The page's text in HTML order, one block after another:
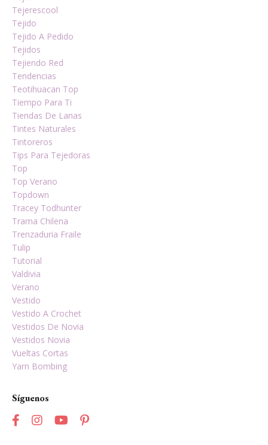
Tejerescool
Tejido
Tejido A Pedido
Tejidos
Tejiendo Red
Tendencias
Teotihuacan Top
Tiempo Para Ti
Tiendas De Lanas
Tintes Naturales
Tintoreros
Tips Para Tejedoras
Top
Top Verano
Topdown
Tracey Todhunter
Trama Chilena
Trenzaduria Fraile
Tulip
Tutorial
Valdivia
Verano
Vestido
Vestido A Crochet
Vestidos De Novia
Vestidos Novia
Vueltas Cortas
Yarn Bombing
Síguenos